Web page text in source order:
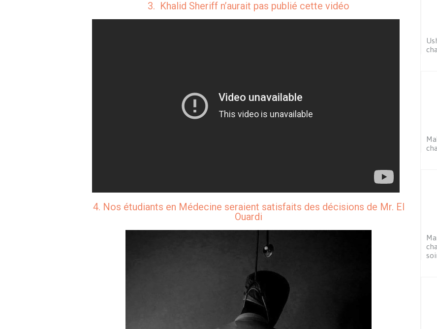
3. Khalid Sheriff n’aurait pas publié cette vidéo
4. Nos étudiants en Médecine seraient satisfaits des décisions de Mr. El
Ouardi